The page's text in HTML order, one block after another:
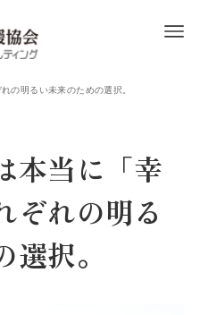
明るい未来のための選択。
本当に「幸
れの明る
択。